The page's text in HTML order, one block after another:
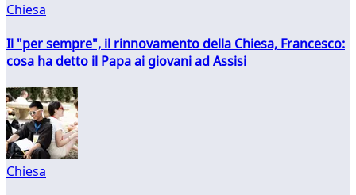
Chiesa
Il "per sempre", il rinnovamento della Chiesa, Francesco:
cosa ha detto il Papa ai giovani ad Assisi
Chiesa